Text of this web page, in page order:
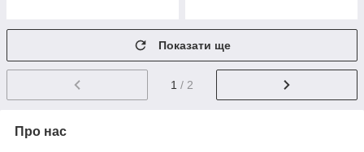
Показати ще
1 / 2
Про нас